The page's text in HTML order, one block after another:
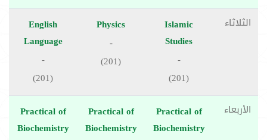
الثلاثاء
Islamic
Studies
-
(201)
Physics
-
(201)
English
Language
-
(201)
الأربعاء
Practical of
Biochemistry
Practical of
Biochemistry
Practical of
Biochemistry